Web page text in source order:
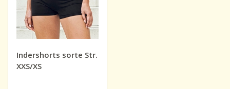
Indershorts sorte Str.
XXS/XS